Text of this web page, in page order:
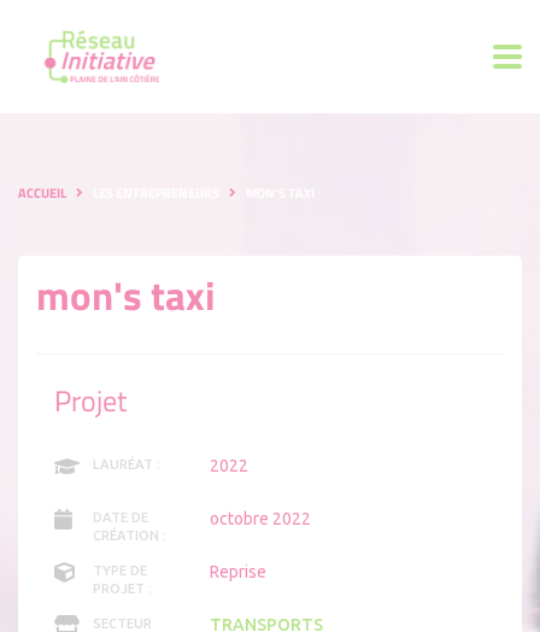
ACCUEIL
mon's taxi
Projet
LAURÉAT : 2022
DATE DE
CRÉATION :
octobre 2022
TYPE DE
PROJET :
Reprise
SECTEUR
TRANSPORTS